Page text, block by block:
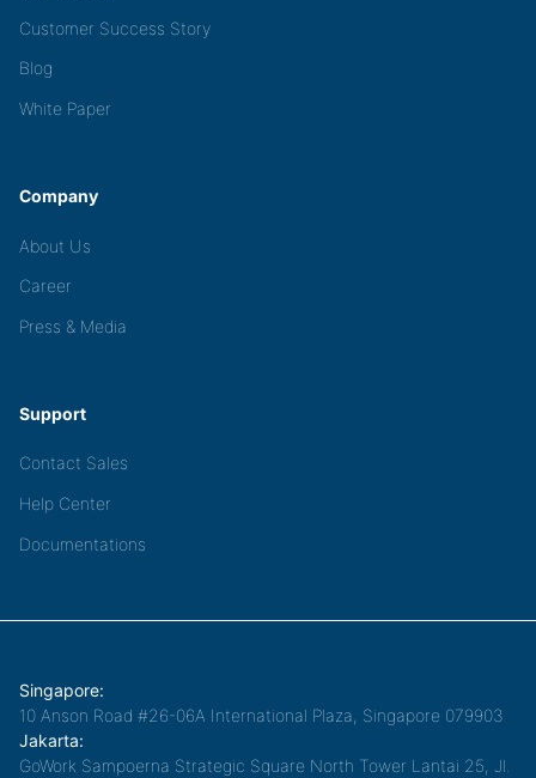
Customer Success Story
Blog
White Paper
Company
About Us
Career
Press & Media
Support
Contact Sales
Help Center
Documentations
Singapore:
10 Anson Road #26-06A International Plaza, Singapore 079903
Jakarta:
GoWork Sampoerna Strategic Square North Tower Lantai 25, Jl.